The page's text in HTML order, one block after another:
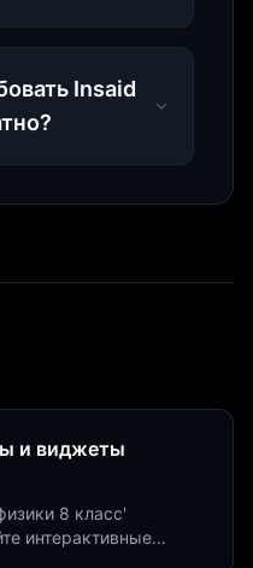
Insaid
и виджеты
8 класс'
интерактивные